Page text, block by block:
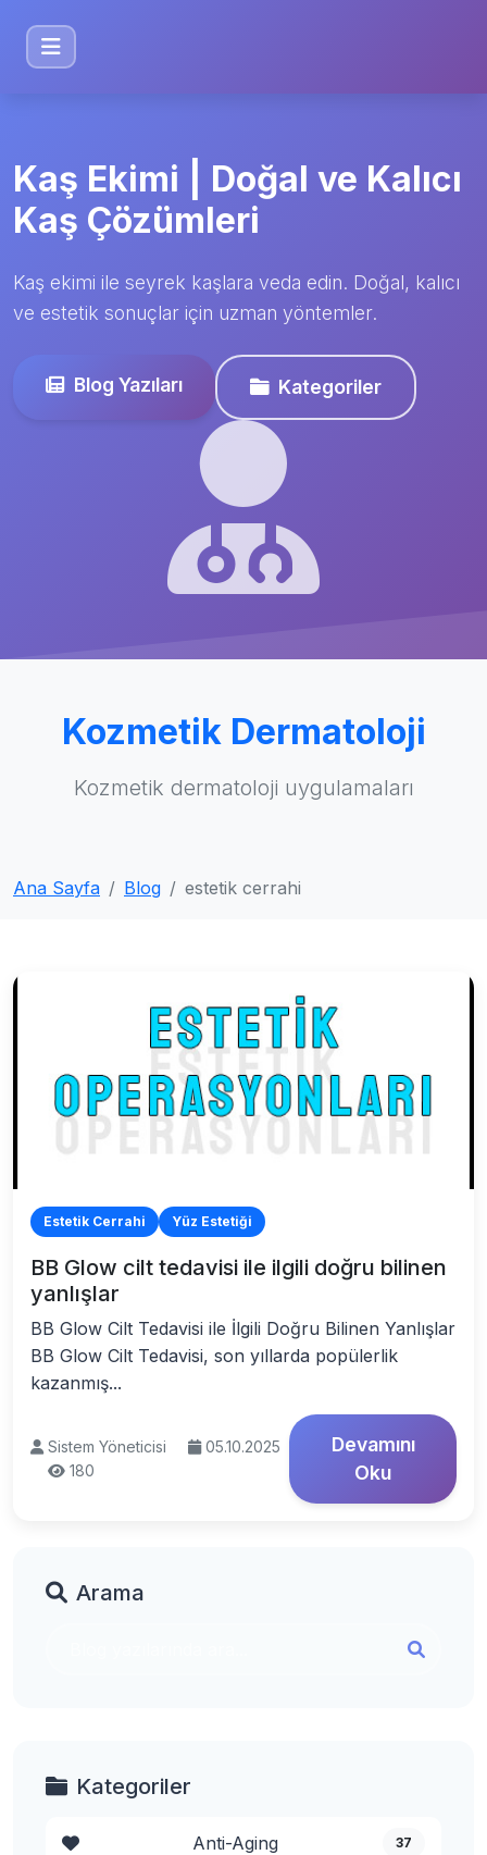
Kaş Ekimi | Doğal ve Kalıcı
Kaş Çözümleri
Kaş ekimi ile seyrek kaşlara veda edin. Doğal, kalıcı
ve estetik sonuçlar için uzman yöntemler.
Blog Yazıları Kategoriler
Kozmetik Dermatoloji
Kozmetik dermatoloji uygulamaları
Ana Sayfa Blog estetik cerrahi
Estetik Cerrahi Yüz Estetiği
BB Glow cilt tedavisi ile ilgili doğru bilinen
yanlışlar
BB Glow Cilt Tedavisi ile İlgili Doğru Bilinen Yanlışlar
BB Glow Cilt Tedavisi, son yıllarda popülerlik
kazanmış...
Sistem Yöneticisi
05.10.2025
180
Devamını
Oku
Arama
Kategoriler
Anti-Aging 37